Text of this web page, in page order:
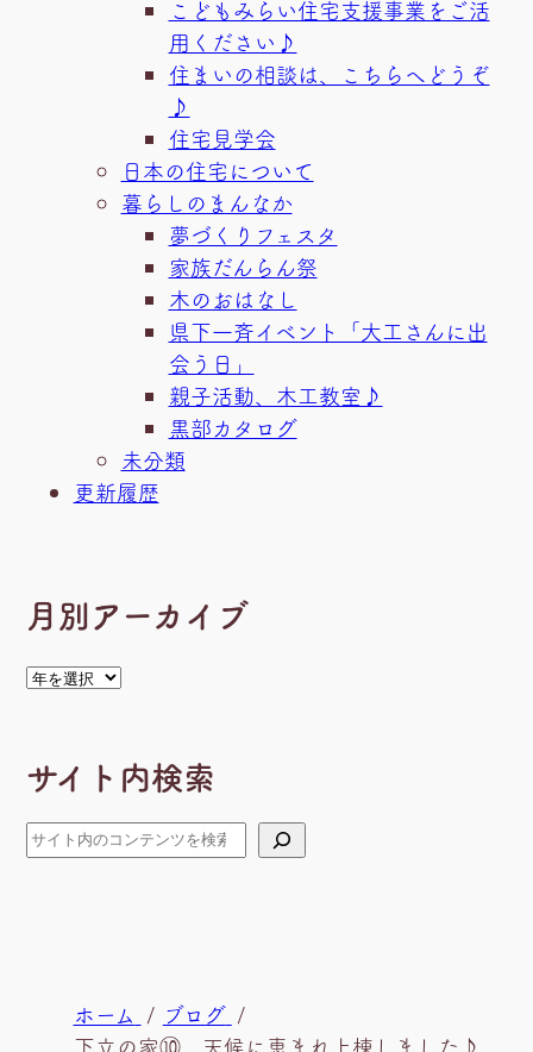
こどもみらい住宅支援事業をご活
用ください♪
住まいの相談は、こちらへどうぞ
♪
住宅見学会
日本の住宅について
暮らしのまんなか
夢づくりフェスタ
家族だんらん祭
木のおはなし
県下一斉イベント「大工さんに出
会う日」
親子活動、木工教室♪
黒部カタログ
未分類
更新履歴
月別アーカイブ
ア
イ
サイト内検索
検
ホーム
ブログ